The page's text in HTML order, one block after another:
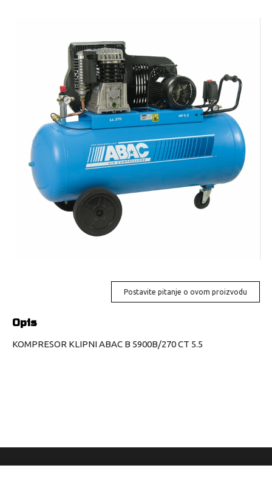
Postavite pitanje o ovom proizvodu
Opis
KOMPRESOR KLIPNI ABAC B 5900B/270 CT 5.5